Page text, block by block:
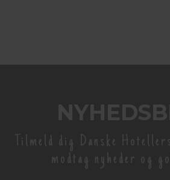
Tilmeld dig Danske
modtag nyheder og